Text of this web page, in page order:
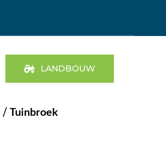
LANDBOUW
/ Tuinbroek